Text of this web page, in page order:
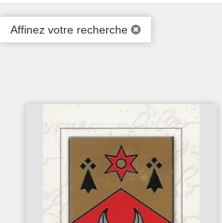
Affinez votre recherche